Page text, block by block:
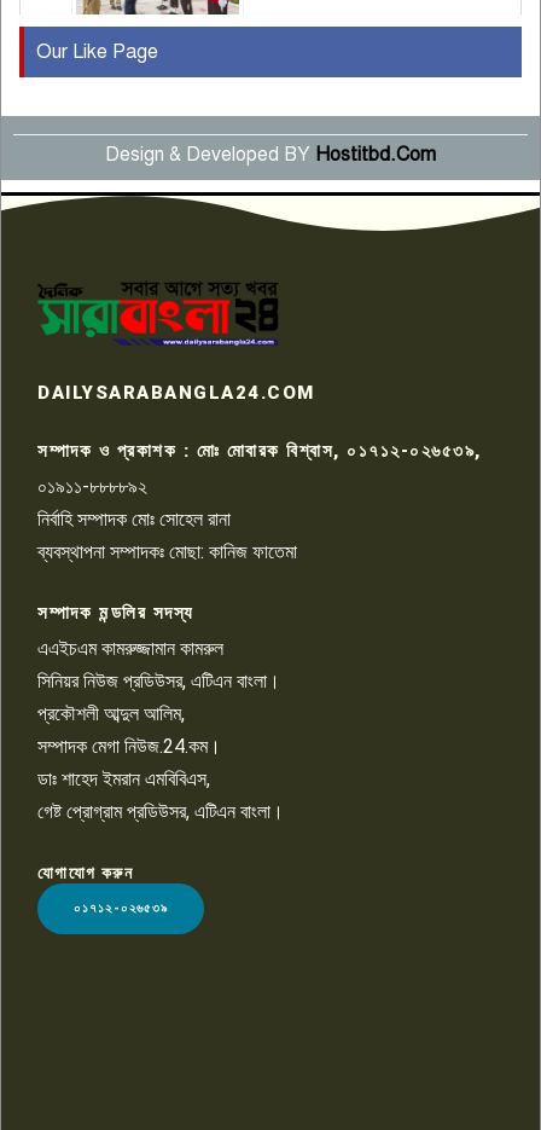
৫
বছর পূর্তি উদযাপন
৬
সংবাদ সম্মেলনে অভিযোগ অস্বীকার
উদ্দেশ্য প্রণোদিত সংবাদ প্রকাশের
প্রতিবাদ নাজির হাসানের
৭
কেটে ঘরে ঢুকে স্কুল শিক্ষিকাকে হত্যা
টয়লেটের ট্যাংকি থেকে লাশ উদ্ধার
রাজশাহীতে সন্ত্রাসী হামলায় গুরুতর
চাঁদাবাজি ও হয়রানির অভিযোগ
১০
Our Like Page
Design & Developed BY Hostitbd.Com
LOGO
DAILYSARABANGLA24.COM
সম্পাদক ও প্রকাশক : মোঃ মোবারক বিশ্বাস, ০১৭১২-০২৬৫৩৯,
০১৯১১-৮৮৮৮৯২
নির্বাহি সম্পাদক মোঃ সোহেল রানা
ব্যবস্থাপনা সম্পাদকঃ মোছা: কানিজ ফাতেমা
সম্পাদক মন্ডলির সদস্য
এএইচএম কামরুজ্জামান কামরুল
সিনিয়র নিউজ প্রডিউসর, এটিএন বাংলা।
প্রকৌশলী আব্দুল আলিম,
সম্পাদক মেগা নিউজ.24.কম।
ডাঃ শাহেদ ইমরান এমবিবিএস,
গেষ্ট প্রোগ্রাম প্রডিউসর, এটিএন বাংলা।
যোগাযোগ করুন
০১৭১২-০২৬৫৩৯